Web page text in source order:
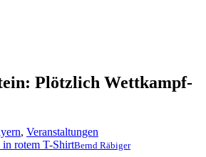
Plötzlich Wettkampf-
, Veranstaltungen
Bernd Räbiger